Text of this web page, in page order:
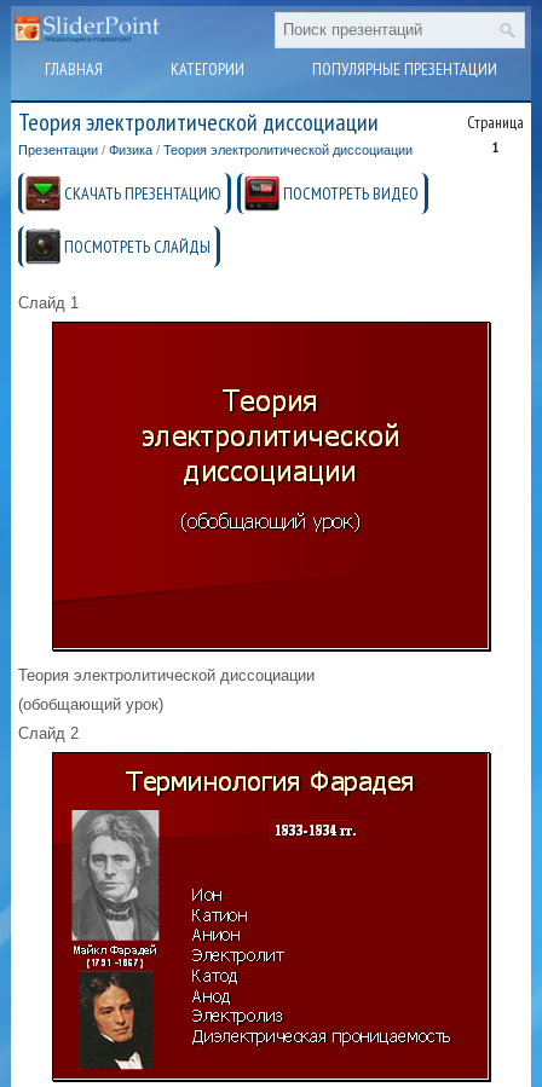
ГЛАВНАЯ КАТЕГОРИИ ПОПУЛЯРНЫЕ ПРЕЗЕНТАЦИИ
Теория электролитической диссоциации Страница
1
Презентации /Физика /Теория электролитической диссоциации
СКАЧАТЬ ПРЕЗЕНТАЦИЮ ПОСМОТРЕТЬ ВИДЕО
ПОСМОТРЕТЬ СЛАЙДЫ
Слайд 1
Теория электролитической диссоциации
(обобщающий урок)
Слайд 2